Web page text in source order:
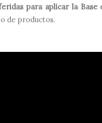
para aplicar la Base
de productos.